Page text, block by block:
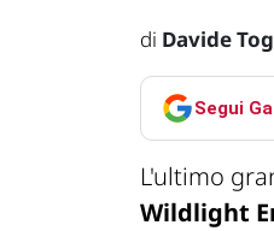
di Davide
Segui
L'ultimo
Wildlight